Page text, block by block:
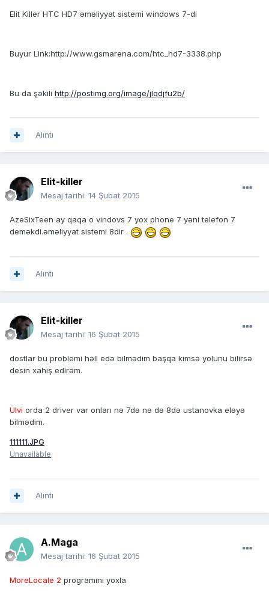
Elit Killer HTC HD7 əməliyyat sistemi windows 7-di
Buyur Link:http://www.gsmarena.com/htc_hd7-3338.php
Bu da şəkili http://postimg.org/image/jlqdjfu2b/
Alıntı
Elit-killer
Mesaj tarihi: 14 Şubat 2015
AzeSixTeen ay qaqa o vindovs 7 yox phone 7 yəni telefon 7
deməkdi.əməliyyat sistemi 8dir .
Alıntı
Elit-killer
Mesaj tarihi: 16 Şubat 2015
dostlar bu problemi həll edə bilmədim başqa kimsə yolunu bilirsə
desin xahiş edirəm.
Ülvi orda 2 driver var onları nə 7də nə də 8də ustanovka eləyə
bilmədim.
111111.JPG
Unavailable
Alıntı
A.Maga
Mesaj tarihi: 16 Şubat 2015
MoreLocale 2 programını yoxla